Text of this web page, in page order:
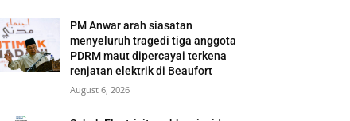
PM Anwar arah siasatan
menyeluruh tragedi tiga anggota
PDRM maut dipercayai terkena
renjatan elektrik di Beaufort
August 6, 2026